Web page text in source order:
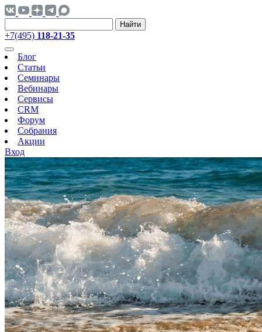
Найти
+7(495) 118-21-35
Блог
Статьи
Семинары
Вебинары
Сервисы
CRM
Форум
Собрания
Акции
Вход